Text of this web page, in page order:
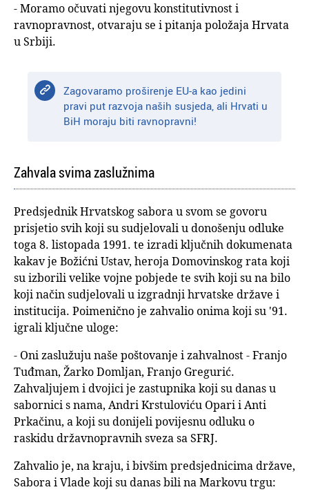
- Moramo očuvati njegovu konstitutivnost i
ravnopravnost, otvaraju se i pitanja položaja Hrvata
u Srbiji.
Zagovaramo proširenje EU-a kao jedini
pravi put razvoja naših susjeda, ali Hrvati u
BiH moraju biti ravnopravni!
Zahvala svima zaslužnima
Predsjednik Hrvatskog sabora u svom se govoru
prisjetio svih koji su sudjelovali u donošenju odluke
toga 8. listopada 1991. te izradi ključnih dokumenata
kakav je Božićni Ustav, heroja Domovinskog rata koji
su izborili velike vojne pobjede te svih koji su na bilo
koji način sudjelovali u izgradnji hrvatske države i
institucija. Poimenično je zahvalio onima koji su '91.
igrali ključne uloge:
- Oni zaslužuju naše poštovanje i zahvalnost - Franjo
Tuđman, Žarko Domljan, Franjo Gregurić.
Zahvaljujem i dvojici je zastupnika koji su danas u
sabornici s nama, Andri Krstuloviću Opari i Anti
Prkačinu, a koji su donijeli povijesnu odluku o
raskidu državnopravnih sveza sa SFRJ.
Zahvalio je, na kraju, i bivšim predsjednicima države,
Sabora i Vlade koji su danas bili na Markovu trgu: